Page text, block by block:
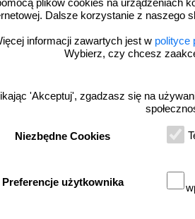
plików cookies na urządzeniach
Dalsze korzystanie z naszego
informacji zawartych jest w polityce
Wybierz, czy chcesz
'Akceptuj', zgadzasz się na
Niezbędne Cookies
Preferencje użytkownika
zobacz
niebezpieczne dla życia -